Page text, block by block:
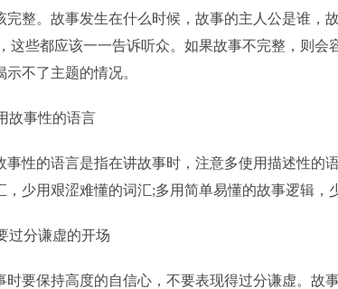
完整。故事发生在什么时候，故事的主人公是谁，
这些都应该一一告诉听众。如果故事不完整，则会
示不了主题的情况。
故事性的语言
事性的语言是指在讲故事时，注意多使用描述性的
，少用艰涩难懂的词汇;多用简单易懂的故事逻辑，
过分谦虚的开场
时要保持高度的自信心，不要表现得过分谦虚。故